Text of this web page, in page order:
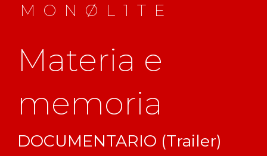
M O N Ø L 1 T E
Materia e
memoria
DOCUMENTARIO (Trailer)